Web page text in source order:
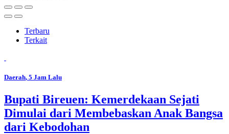
Terbaru
Terkait
Daerah, 5 Jam Lalu
Bupati Bireuen: Kemerdekaan Sejati
Dimulai dari Membebaskan Anak Bangsa
dari Kebodohan